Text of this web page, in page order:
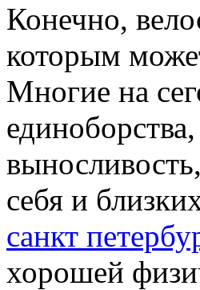
Конечно,
которым
Многие на
себя и
санкт
хорошей